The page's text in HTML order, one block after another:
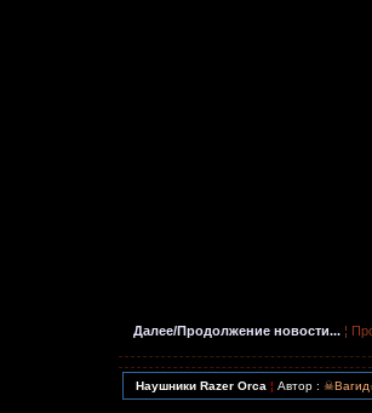
Далее/Продолжение новости... ¦
Наушники Razer Orca ¦ Автор :